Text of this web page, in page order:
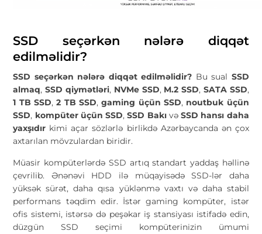
SSD seçərkən nələrə diqqət
edilməlidir?
SSD seçərkən nələrə diqqət edilməlidir? Bu sual SSD
almaq,SSD qiymətləri, NVMe SSD, M.2 SSD, SATA SSD,
1 TB SSD,2 TB SSD,gaming üçün SSD, noutbuk üçün
SSD, kompüter üçün SSD,SSD BakıvəSSD hansı daha
yaxşıdır kimi açar sözlərlə birlikdə Azərbaycanda ən çox
axtarılan mövzulardan biridir.
Müasir kompüterlərdə SSD artıq standart yaddaş həllinə
çevrilib. Ənənəvi HDD ilə müqayisədə SSD-lər daha
yüksək sürət, daha qısa yüklənmə vaxtı və daha stabil
performans təqdim edir. İstər gaming kompüter, istər
ofis sistemi, istərsə də peşəkar iş stansiyası istifadə edin,
düzgün SSD seçimi kompüterinizin ümumi